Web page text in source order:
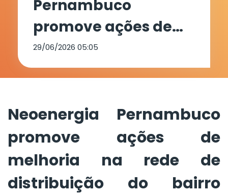
Pernambuco
promove ações de
melhoria na rede de
distribuição do bairro
Petrolina
29/06/2026 05:05
Neoenergia Pernambuco
promove ações de
melhoria na rede de
distribuição do bairro